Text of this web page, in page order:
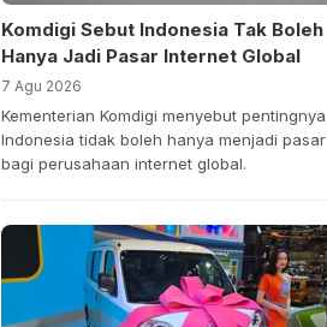
Komdigi Sebut Indonesia Tak Boleh
Hanya Jadi Pasar Internet Global
7 Agu 2026
Kementerian Komdigi menyebut pentingnya
Indonesia tidak boleh hanya menjadi pasar
bagi perusahaan internet global.